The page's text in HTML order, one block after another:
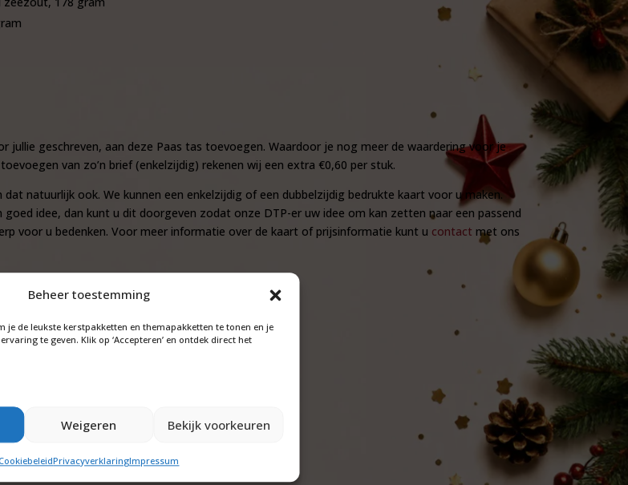
Beheer toestemming
je de leukste kerstpakketten en themapakketten te tonen en je
te geven. Klik op ‘Accepteren’ en ontdek direct het
Weigeren Bekijk voorkeuren
CookiebeleidPrivacyverklaringImpressum
geschreven, aan deze Paas tas toevoegen. Waardoor je nog meer de waardering voor je
van zo’n brief (enkelzijdig) rekenen wij een extra €0,60 per stuk.
natuurlijk ook. We kunnen een enkelzijdig of een dubbelzijdig bedrukte kaart voor u maken.
idee, dan kunt u dit doorgeven zodat onze DTP-er uw idee om kan zetten naar een passend
voor u bedenken. Voor meer informatie over de kaart of prijsinformatie kunt u contact met ons